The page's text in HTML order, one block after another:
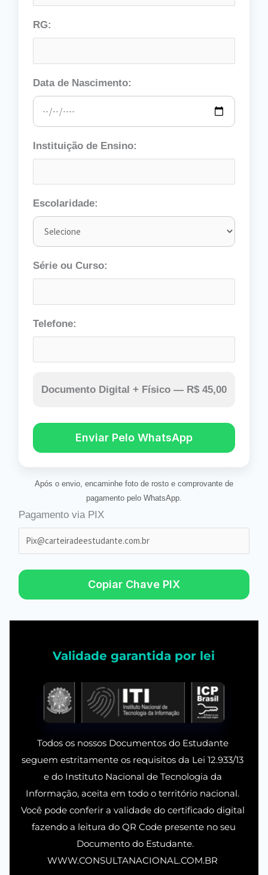
RG:
Data de Nascimento:
Instituição de Ensino:
Escolaridade:
Série ou Curso:
Telefone:
Documento Digital + Físico — R$ 45,00
Enviar Pelo WhatsApp
Após o envio, encaminhe foto de rosto e comprovante de
pagamento pelo WhatsApp.
Pagamento via PIX
Copiar Chave PIX
Validade garantida por lei
Todos os nossos Documentos do Estudante
seguem estritamente os requisitos da Lei 12.933/13
e do Instituto Nacional de Tecnologia da
Informação, aceita em todo o território nacional.
Você pode conferir a validade do certificado digital
fazendo a leitura do QR Code presente no seu
Documento do Estudante.
WWW.CONSULTANACIONAL.COM.BR